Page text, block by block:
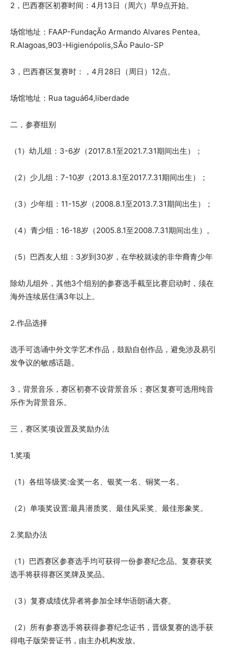
2，巴西赛区初赛时间：4月13日（周六）早9点开始。
场馆地址：FAAP-FundaçÃo Armando Alvares Pentea。
R.Alagoas,903-Higienópolis,SÃo Paulo-SP
3，巴西赛区复赛时：，4月28日（周日）12点。
场馆地址：Rua taguá64,liberdade
二，参赛组别
（1）幼儿组：3-6岁（2017.8.1至2021.7.31期间出生）；
（2）少儿组：7-10岁（2013.8.1至2017.7.31期间出生）；
（3）少年组：11-15岁（2008.8.1至2013.7.31期间出生）；
（4）青少组：16-18岁（2005.8.1至2008.7.31期间出生）。
（5）巴西友人组：3岁到30岁，在华校就读的非华裔青少年
除幼儿组外，其他3个组别的参赛选手截至比赛启动时，须在
海外连续居住满3年以上。
2.作品选择
选手可选诵中外文学艺术作品，鼓励自创作品，避免涉及易引
发争议的敏感话题。
3，背景音乐，赛区初赛不设背景音乐；赛区复赛可选用纯音
乐作为背景音乐。
三，赛区奖项设置及奖励办法
1.奖项
（1）各组等级奖:金奖一名、银奖一名、铜奖一名。
（2）单项奖设置:最具潜质奖、最佳风采奖、最佳形象奖。
2.奖励办法
（1）巴西赛区参赛选手均可获得一份参赛纪念品。复赛获奖
选手将获得赛区奖牌及奖品。
（3）复赛成绩优异者将参加全球华语朗诵大赛。
（2）所有参赛选手将获得参赛纪念证书，晋级复赛的选手获
得电子版荣誉证书，由主办机构发放。